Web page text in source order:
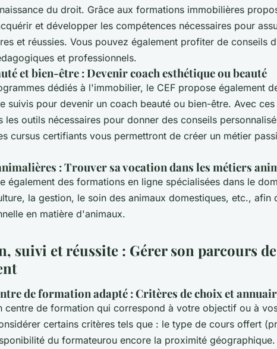
du droit. Grâce aux formations immobilières
et développer les compétences nécessaires pour
et réussies. Vous pouvez également profiter de conseils
et professionnels.
et bien-être : Devenir coach esthétique ou beauté
dédiés à l'immobilier, le CEF propose également
suivis pour devenir un coach beauté ou bien-être. Avec
les outils nécessaires pour donner des conseils
cursus certifiants vous permettront de créer un métier
: Trouver sa vocation dans les métiers
également des formations en ligne spécialisées dans le
la gestion, le soin des animaux domestiques, etc., afin
en matière d'animaux.
suivi et réussite : Gérer son parcours
de formation adapté : Critères de choix et
centre de formation qui correspond à votre objectif ou à
certains critères tels que : le type de cours offert
du formateurou encore la proximité